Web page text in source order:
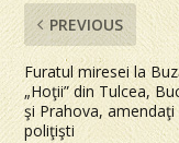
PREVIOUS
Furatul miresei la
„Hoţii” din Tulcea,
şi Prahova, amendaţi
poliţişti